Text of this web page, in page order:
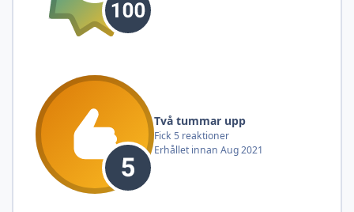
Två tummar upp
Fick 5 reaktioner
Erhållet innan Aug 2021